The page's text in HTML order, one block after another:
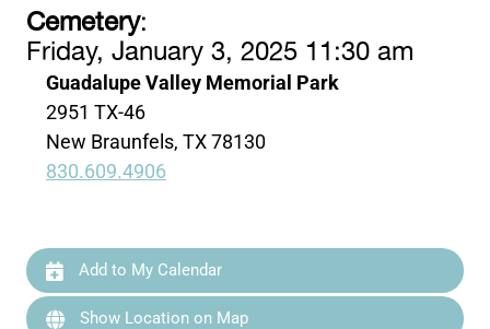
Cemetery:
Friday, January 3, 2025 11:30 am
Guadalupe Valley Memorial Park
2951 TX-46
New Braunfels, TX 78130
830.609.4906
Add to My Calendar
Show Location on Map